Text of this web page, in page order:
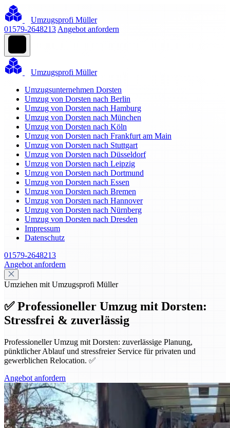
Umzugsprofi Müller
01579-2648213 Angebot anfordern
Umzugsprofi Müller
Umzugsunternehmen Dorsten
Umzug von Dorsten nach Berlin
Umzug von Dorsten nach Hamburg
Umzug von Dorsten nach München
Umzug von Dorsten nach Köln
Umzug von Dorsten nach Frankfurt am Main
Umzug von Dorsten nach Stuttgart
Umzug von Dorsten nach Düsseldorf
Umzug von Dorsten nach Leipzig
Umzug von Dorsten nach Dortmund
Umzug von Dorsten nach Essen
Umzug von Dorsten nach Bremen
Umzug von Dorsten nach Hannover
Umzug von Dorsten nach Nürnberg
Umzug von Dorsten nach Dresden
Impressum
Datenschutz
01579-2648213
Angebot anfordern
Umziehen mit Umzugsprofi Müller
✅ Professioneller Umzug mit Dorsten:
Stressfrei & zuverlässig
Professioneller Umzug mit Dorsten: zuverlässige Planung,
pünktlicher Ablauf und stressfreier Service für privaten und
gewerblichen Relocation. ✅
Angebot anfordern